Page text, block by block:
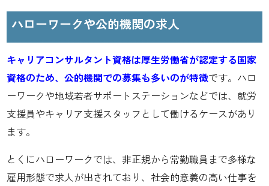
ハローワークや公的機関の求人
キャリアコンサルタント資格は厚生労働省が認定する国家
資格のため、公的機関での募集も多いのが特徴です。ハロ
ーワークや地域若者サポートステーションなどでは、就労
支援員やキャリア支援スタッフとして働けるケースがあり
ます。
とくにハローワークでは、非正規から常勤職員まで多様な
雇用形態で求人が出されており、社会的意義の高い仕事を